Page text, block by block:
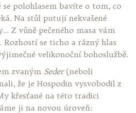
se polohlasem bavíte o tom, co
Na stůl putují nekvašené
Z vůně pečeného masa vám
Rozhostí se ticho a rázný hlas
velikonoční bohoslužbě.
zvaným Seder(neboli
že je Hospodin vysvobodil z
křesťané na této tradici
ji na novou úroveň: